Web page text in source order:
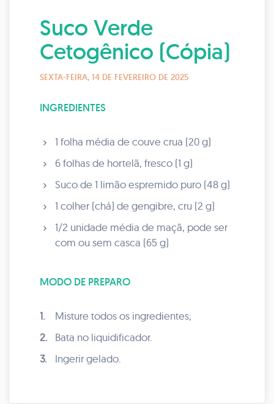
Suco Verde
Cetogênico (Cópia)
SEXTA-FEIRA, 14 DE FEVEREIRO DE 2025
INGREDIENTES
1 folha média de couve crua (20 g)
6 folhas de hortelã, fresco (1 g)
Suco de 1 limão espremido puro (48 g)
1 colher (chá) de gengibre, cru (2 g)
1/2 unidade média de maçã, pode ser
com ou sem casca (65 g)
MODO DE PREPARO
1.
Misture todos os ingredientes;
2.
Bata no liquidificador.
3.
Ingerir gelado.